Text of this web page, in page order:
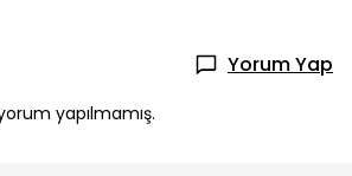
Yorum Yap
yapılmamış.